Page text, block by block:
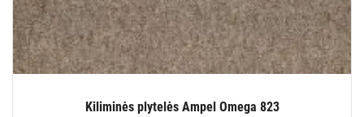
Kiliminės plytelės Ampel Omega 823